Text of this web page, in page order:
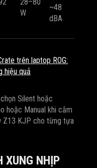
W
~48
dBA
trên laptop ROG:
hiệu quả
Silent hoặc
hoặc Manual khi cắm
Z13 KJP cho từng tựa
XUNG NHỊP